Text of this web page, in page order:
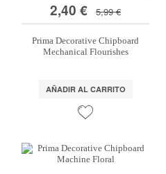
2,40 € 5,99 €
Prima Decorative Chipboard
Mechanical Flourishes
AÑADIR AL CARRITO